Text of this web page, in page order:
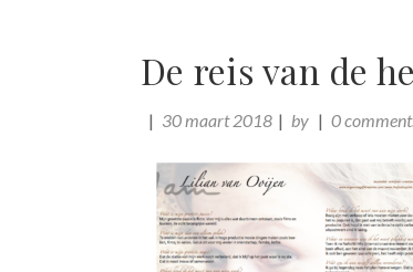
De reis van de
30 maart 2018 by 0